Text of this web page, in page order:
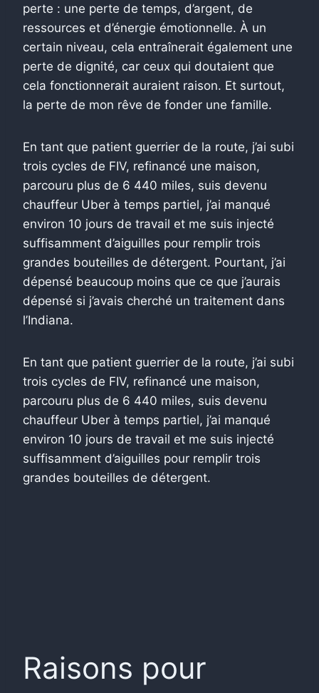
perte : une perte de temps, d’argent, de
ressources et d’énergie émotionnelle. À un
certain niveau, cela entraînerait également une
perte de dignité, car ceux qui doutaient que
cela fonctionnerait auraient raison. Et surtout,
la perte de mon rêve de fonder une famille.
En tant que patient guerrier de la route, j’ai subi
trois cycles de FIV, refinancé une maison,
parcouru plus de 6 440 miles, suis devenu
chauffeur Uber à temps partiel, j’ai manqué
environ 10 jours de travail et me suis injecté
suffisamment d’aiguilles pour remplir trois
grandes bouteilles de détergent. Pourtant, j’ai
dépensé beaucoup moins que ce que j’aurais
dépensé si j’avais cherché un traitement dans
l’Indiana.
En tant que patient guerrier de la route, j’ai subi
trois cycles de FIV, refinancé une maison,
parcouru plus de 6 440 miles, suis devenu
chauffeur Uber à temps partiel, j’ai manqué
environ 10 jours de travail et me suis injecté
suffisamment d’aiguilles pour remplir trois
grandes bouteilles de détergent.
Raisons pour